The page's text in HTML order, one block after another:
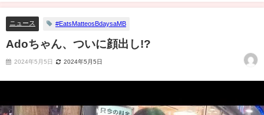
ニュース #EatsMatteosBdaysaMB
Adoちゃん、ついに顔出し!?
2024年5月5日 2024年5月5日